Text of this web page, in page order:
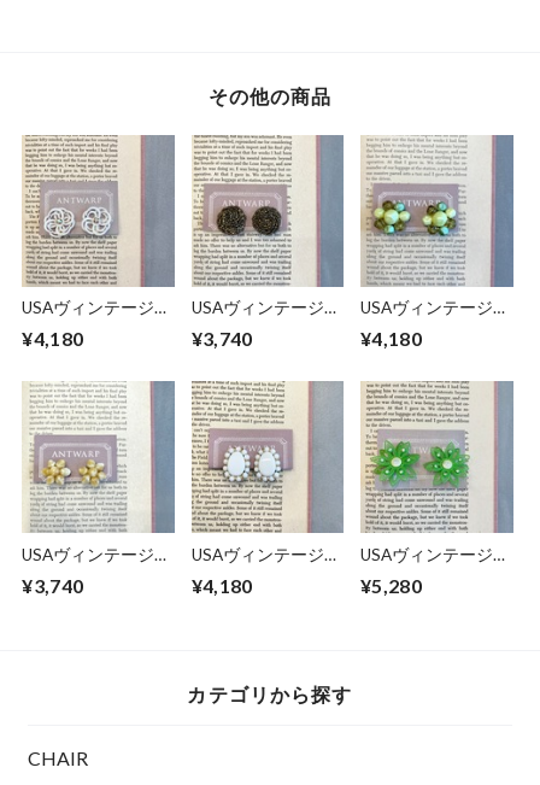
その他の商品
USAヴィンテージイ
ヤリング
¥4,180
USAヴィンテージイ
ヤリング
¥3,740
USAヴィンテージイ
ヤリング
¥4,180
USAヴィンテージイ
¥3,740
USAヴィンテージイ
¥4,180
USAヴィンテージイ
¥5,280
カテゴリから探す
CHAIR